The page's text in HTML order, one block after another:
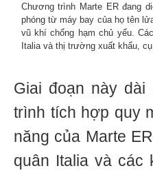
Chương trình Marte ER đang
phóng từ máy bay của họ tên
vũ khí chống hạm chủ yếu.
Italia và thị trường xuất khẩu,
Giai đoạn này
trình tích hợp quy
năng của Marte
quân Italia và các